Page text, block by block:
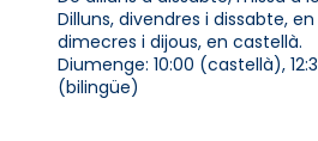
Dilluns, divendres i dissabte,
dimecres i dijous, en castellà.
Diumenge: 10:00 (castellà),
(bilingüe)